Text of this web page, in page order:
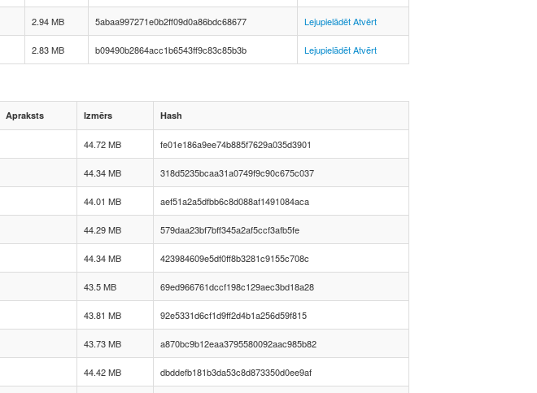
2.94 MB 5abaa997271e0b2ff09d0a86bdc68677 LejupielādētAtvērt
2.83 MB b09490b2864acc1b6543ff9c83c85b3b LejupielādētAtvērt
Apraksts Izmērs Hash
44.72 MB fe01e186a9ee74b885f7629a035d3901
44.34 MB 318d5235bcaa31a0749f9c90c675c037
44.01 MB aef51a2a5dfbb6c8d088af1491084aca
44.29 MB 579daa23bf7bff345a2af5ccf3afb5fe
44.34 MB 423984609e5df0ff8b3281c9155c708c
43.5 MB 69ed966761dccf198c129aec3bd18a28
43.81 MB 92e5331d6cf1d9ff2d4b1a256d59f815
43.73 MB a870bc9b12eaa3795580092aac985b82
44.42 MB dbddefb181b3da53c8d873350d0ee9af